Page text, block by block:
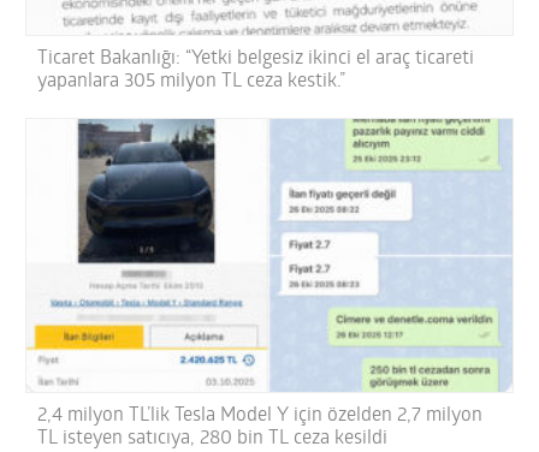
Ticaret Bakanlığı: “Yetki belgesiz ikinci el araç ticareti
yapanlara 305 milyon TL ceza kestik.”
2,4 milyon TL’lik Tesla Model Y için özelden 2,7 milyon
TL isteyen satıcıya, 280 bin TL ceza kesildi